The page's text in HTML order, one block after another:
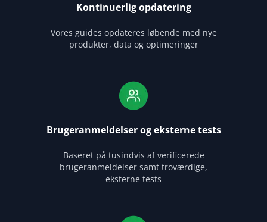
Kontinuerlig opdatering
Vores guides opdateres løbende med nye
produkter, data og optimeringer
Brugeranmeldelser og eksterne tests
Baseret på tusindvis af verificerede
brugeranmeldelser samt troværdige,
eksterne tests